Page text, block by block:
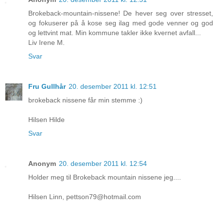
Brokeback-mountain-nissene! De hever seg over stresset,
og fokuserer på å kose seg ilag med gode venner og god
og lettvint mat. Min kommune takler ikke kvernet avfall...
Liv Irene M.
Svar
Fru Gullhår 20. desember 2011 kl. 12:51
brokeback nissene får min stemme :)
Hilsen Hilde
Svar
Anonym 20. desember 2011 kl. 12:54
Holder meg til Brokeback mountain nissene jeg....
Hilsen Linn, pettson79@hotmail.com